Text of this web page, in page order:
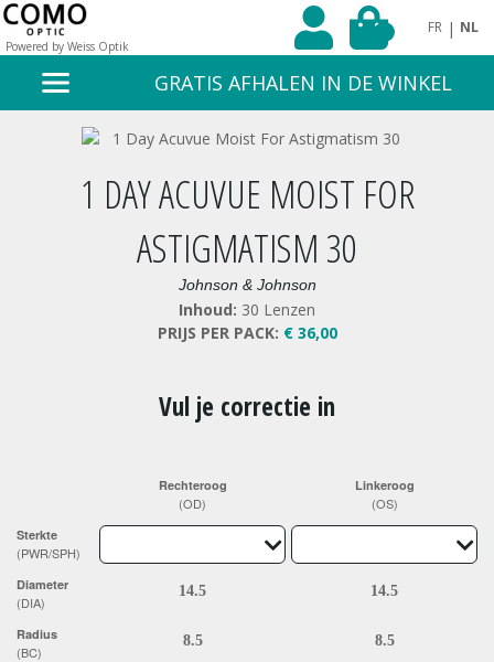
Powered by Weiss Optik
FR | NL
GRATIS AFHALEN IN DE WINKEL
1 DAY ACUVUE MOIST FOR
ASTIGMATISM 30
Johnson & Johnson
Inhoud: 30 Lenzen
PRIJS PER PACK: € 36,00
Vul je correctie in
Sterkte
(PWR/SPH)
Diameter
(DIA)
Radius
(BC)
Rechteroog
(OD)
Linkeroog
(OS)